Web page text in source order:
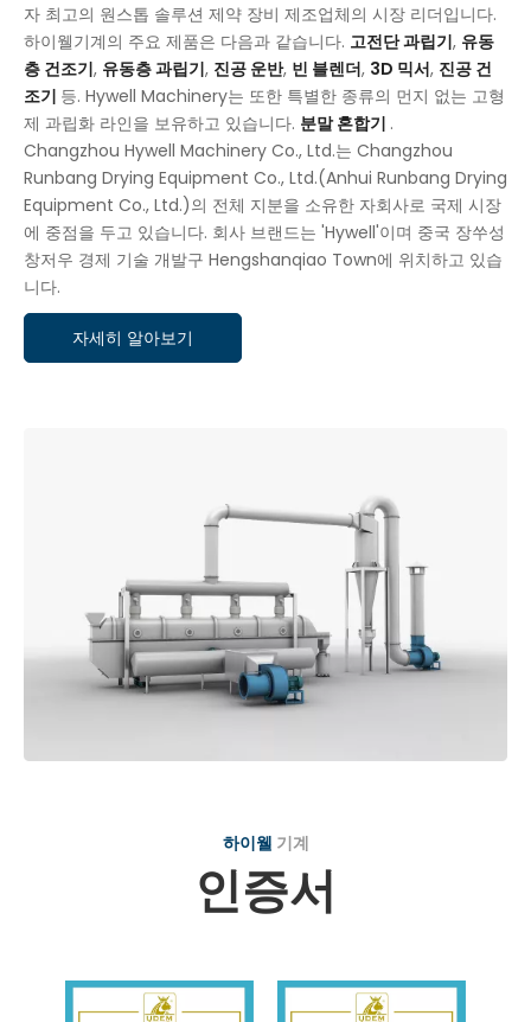
자 최고의 원스톱 솔루션 제약 장비 제조업체의 시장 리더입니다.
하이웰기계의 주요 제품은 다음과 같습니다. 고전단 과립기, 유동
층 건조기, 유동층 과립기, 진공 운반, 빈 블렌더, 3D 믹서, 진공 건
조기 등. Hywell Machinery는 또한 특별한 종류의 먼지 없는 고형
제 과립화 라인을 보유하고 있습니다. 분말 혼합기 .
Changzhou Hywell Machinery Co., Ltd.는 Changzhou
Runbang Drying Equipment Co., Ltd.(Anhui Runbang Drying
Equipment Co., Ltd.)의 전체 지분을 소유한 자회사로 국제 시장
에 중점을 두고 있습니다. 회사 브랜드는 'Hywell'이며 중국 장쑤성
창저우 경제 기술 개발구 Hengshanqiao Town에 위치하고 있습
니다.
자세히 알아보기
하이웰 기계
인증서